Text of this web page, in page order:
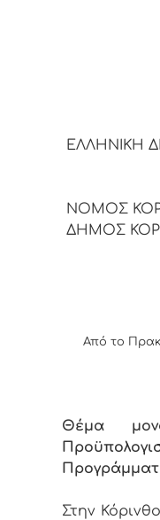
ΕΛΛΗΝΙΚΗ
ΝΟΜΟΣ
ΔΗΜΟΣ
Από το
Θέμα
Στην